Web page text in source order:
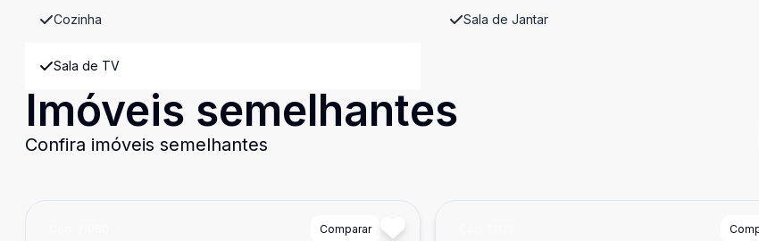
Cozinha Sala de Jantar
Sala de TV
Imóveis semelhantes
Confira imóveis semelhantes
Comparar